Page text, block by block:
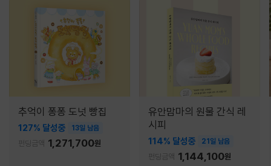
추억이 퐁퐁 도넛 빵집
127% 달성중 13일 남음
펀딩금액 1,271,700원
유안맘마의 원물 간식 레
시피
114% 달성중 21일 남음
펀딩금액 1,144,100원